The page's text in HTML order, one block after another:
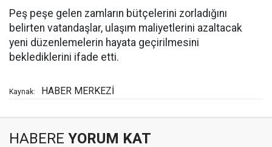
Peş peşe gelen zamların bütçelerini zorladığını
belirten vatandaşlar, ulaşım maliyetlerini azaltacak
yeni düzenlemelerin hayata geçirilmesini
beklediklerini ifade etti.
Kaynak: HABER MERKEZİ
HABERE YORUM KAT